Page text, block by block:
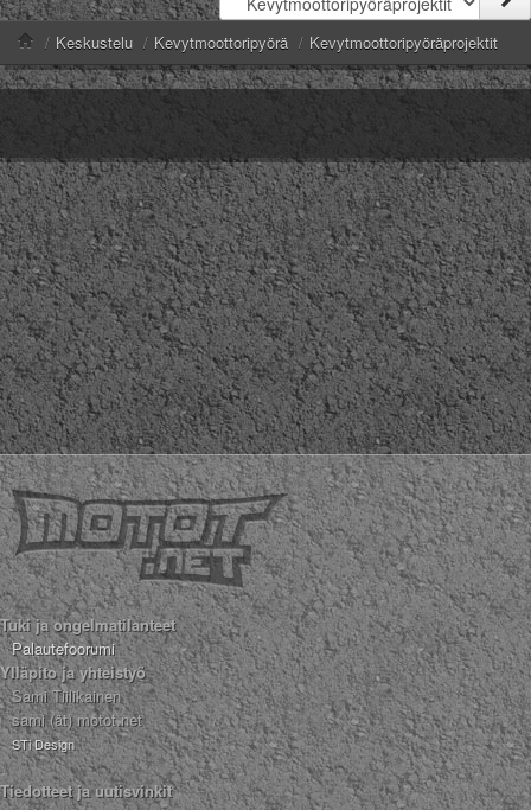
/ Keskustelu / Kevytmoottoripyörä / Kevytmoottoripyöräprojektit
Tuki ja ongelmatilanteet
Palautefoorumi
Ylläpito ja yhteistyö
Sami Tiilikainen
sami (ät) motot.net
STi Design
Tiedotteet ja uutisvinkit